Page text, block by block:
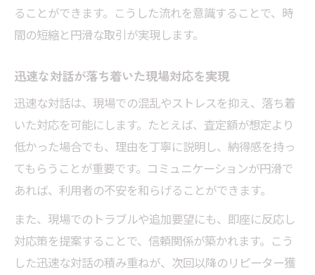
ることができます。こうした流れを意識することで、時
間の短縮と円滑な取引が実現します。
迅速な対話が落ち着いた現場対応を実現
迅速な対話は、現場での混乱やストレスを抑え、落ち着
いた対応を可能にします。たとえば、査定額が想定より
低かった場合でも、理由を丁寧に説明し、納得感を持っ
てもらうことが重要です。コミュニケーションが円滑で
あれば、利用者の不安を和らげることができます。
また、現場でのトラブルや追加要望にも、即座に反応し
対応策を提案することで、信頼関係が築かれます。こう
した迅速な対話の積み重ねが、次回以降のリピーター獲